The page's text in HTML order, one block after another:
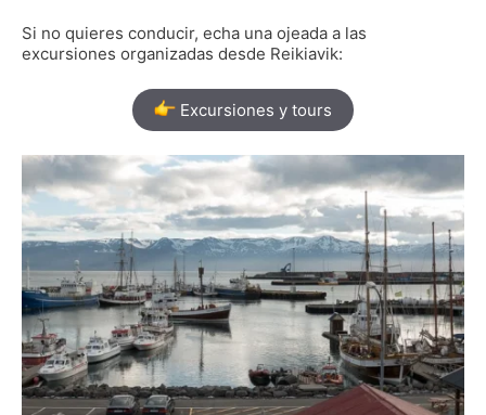
Si no quieres conducir, echa una ojeada a las
excursiones organizadas desde Reikiavik:
Excursiones y tours